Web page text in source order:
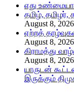
எது
தமிழ்,
August 8, 2026
ஏற்றத்
August 8, 2026
கிராமத்து
August 8, 2026
யாருடன்
இருக்கும்